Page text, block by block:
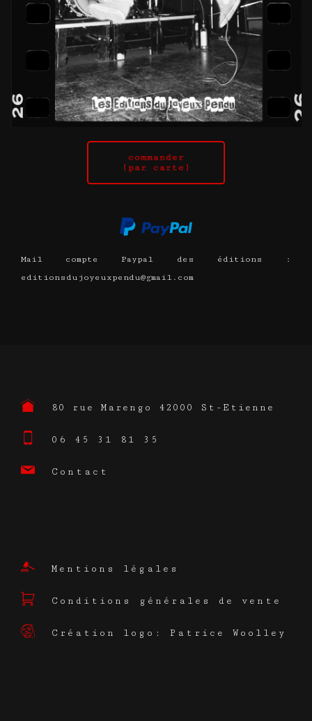
Mail compte Paypal des éditions :
editionsdujoyeuxpendu@gmail.com
80 rue Marengo 42000 St-Etienne
06 45 31 81 35
Contact
Mentions légales
Conditions générales de vente
Création logo: Patrice Woolley